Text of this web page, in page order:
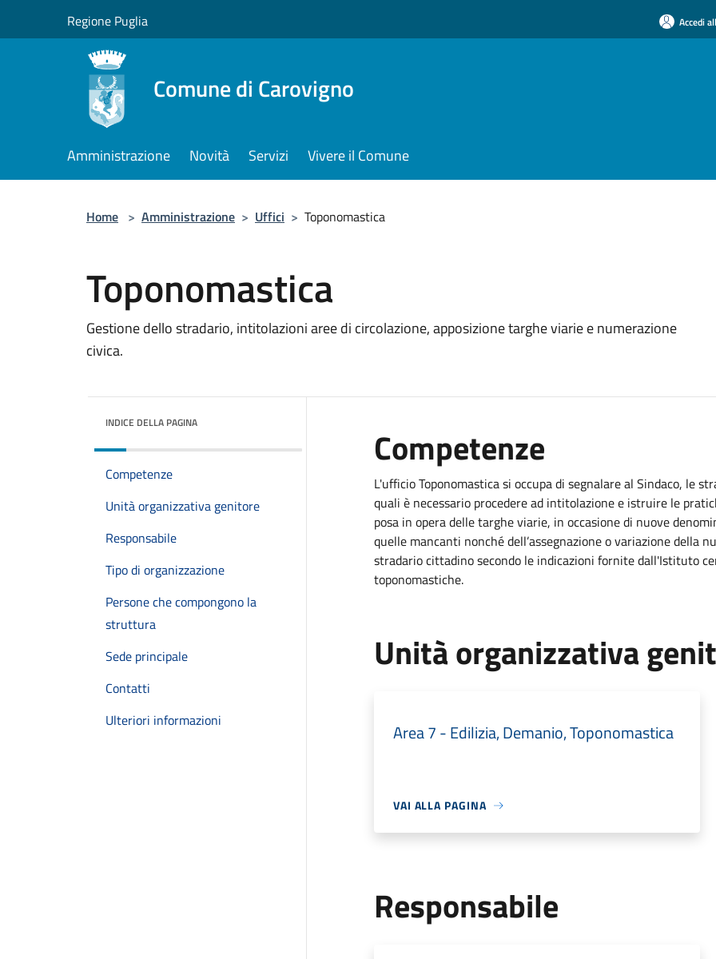
Regione Puglia Accedi
Comune di Carovigno
Amministrazione Novità Servizi Vivere il Comune
Home > Amministrazione > Uffici > Toponomastica
Toponomastica
Gestione dello stradario, intitolazioni aree di circolazione, apposizione targhe viarie e numerazione
civica.
INDICE DELLA PAGINA
Competenze
Unità organizzativa genitore
Responsabile
Tipo di organizzazione
Persone che compongono la
struttura
Sede principale
Contatti
Ulteriori informazioni
Competenze
L'ufficio Toponomastica si occupa di segnalare al Sindaco, le
quali è necessario procedere ad intitolazione e istruire le
posa in opera delle targhe viarie, in occasione di nuove
quelle mancanti nonché dell’assegnazione o variazione della
stradario cittadino secondo le indicazioni fornite dall'Istituto
toponomastiche.
Unità organizzativa
Area 7 - Edilizia, Demanio, Toponomastica
VAI ALLA PAGINA
Responsabile